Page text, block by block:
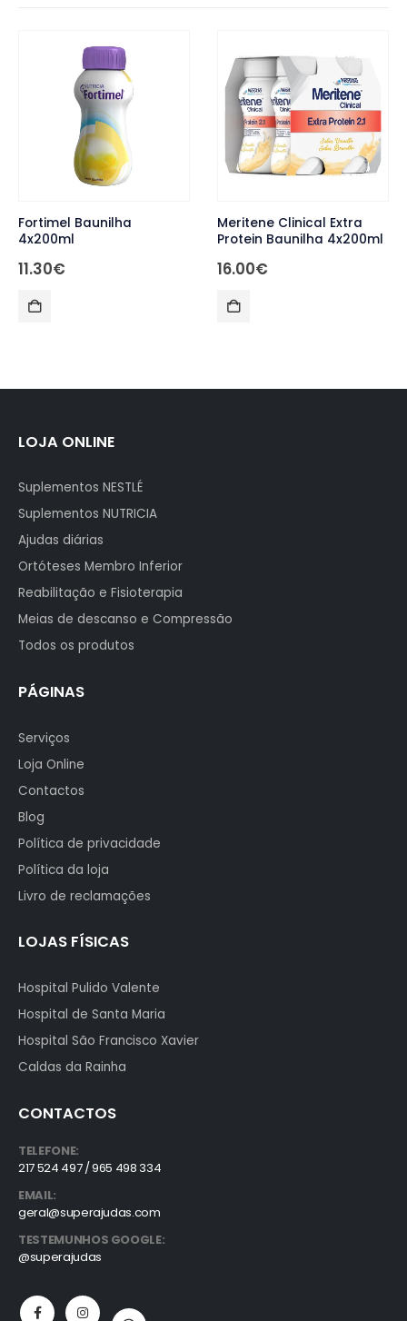
Meritene Clinical Extra
Protein Baunilha 4x200ml
16.00
Meritene Cereal Instant
Multifrutas 1x520g
13.00
LOJA ONLINE
Suplementos NESTLÉ
Suplementos NUTRICIA
Ajudas diárias
Ortóteses Membro Inferior
Reabilitação e Fisioterapia
Meias de descanso e Compressão
Todos os produtos
PÁGINAS
Serviços
Loja Online
Contactos
Blog
Política de privacidade
Política da loja
Livro de reclamações
LOJAS FÍSICAS
Hospital Pulido Valente
Hospital de Santa Maria
Hospital São Francisco Xavier
Caldas da Rainha
CONTACTOS
TELEFONE:
217 524 497 / 965 498 334
EMAIL:
geral@superajudas.com
TESTEMUNHOS GOOGLE:
@superajudas